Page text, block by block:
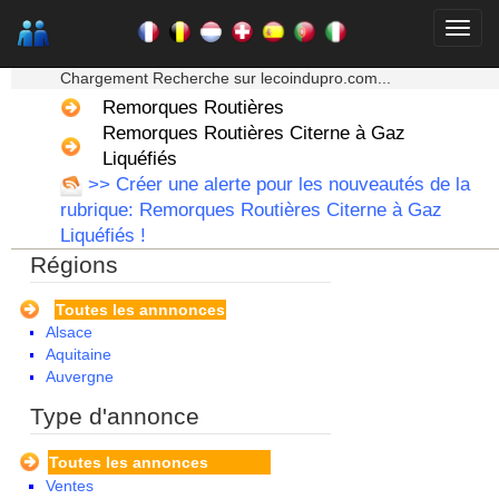
Chargement Recherche sur lecoindupro.com...
Remorques Routières
Remorques Routières Citerne à Gaz
Liquéfiés
>> Créer une alerte pour les nouveautés de la
rubrique: Remorques Routières Citerne à Gaz
Liquéfiés !
Régions
Toutes les annnonces
Alsace
Aquitaine
Auvergne
Bourgogne
Centre
Champagne Ardenne
Type d'annonce
Toutes les annonces
Ventes